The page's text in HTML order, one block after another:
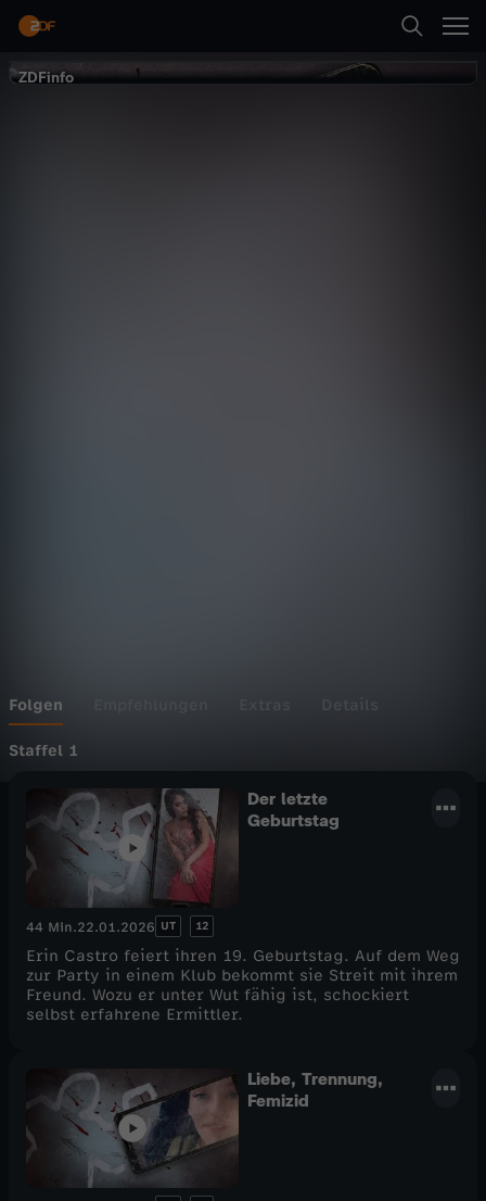
ZDFinfo
Folgen Details
Staffel 1
Der letzte
Geburtstag
44 Min.22.01.2026 UT 12
Erin Castro feiert ihren 19. Geburtstag. Auf dem Weg
zur Party in einem Klub bekommt sie Streit mit ihrem
Freund. Wozu er unter Wut fähig ist, schockiert
selbst erfahrene Ermittler.
Liebe, Trennung,
Femizid